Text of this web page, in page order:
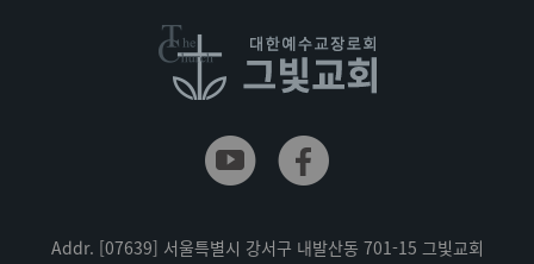
Addr. [07639] 서울특별시 강서구 내발산동 701-15 그빛교회